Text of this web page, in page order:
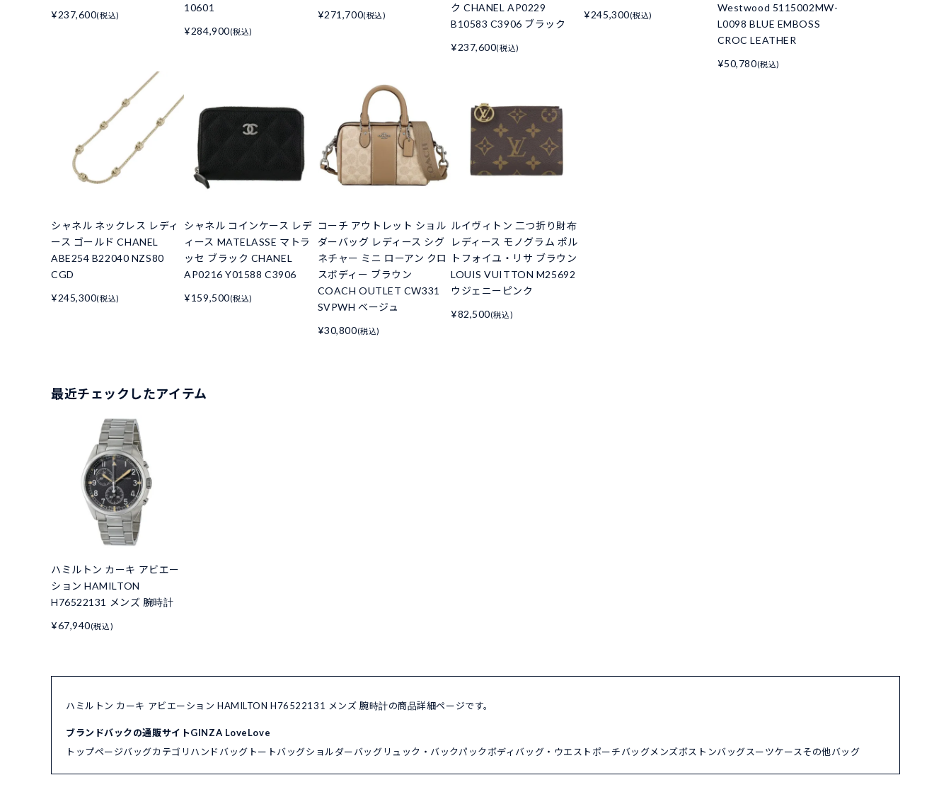
¥237,600(税込)
10601
¥284,900(税込)
¥271,700(税込)
ク CHANEL AP0229
B10583 C3906 ブラック
¥237,600(税込)
¥245,300(税込)
Westwood 5115002MW-
L0098 BLUE EMBOSS
CROC LEATHER
¥50,780(税込)
シャネル ネックレス レディ
ース ゴールド CHANEL
ABE254 B22040 NZS80
CGD
¥245,300(税込)
シャネル コインケース レデ
ィース MATELASSE マトラ
ッセ ブラック CHANEL
AP0216 Y01588 C3906
¥159,500(税込)
コーチ アウトレット ショル
ダーバッグ レディース シグ
ネチャー ミニ ローアン クロ
スボディー ブラウン
COACH OUTLET CW331
SVPWH ベージュ
¥30,800(税込)
ルイヴィトン 二つ折り財布
レディース モノグラム ポル
トフォイユ・リサ ブラウン
LOUIS VUITTON M25692
ウジェニーピンク
¥82,500(税込)
最近チェックしたアイテム
ハミルトン カーキ アビエー
ション HAMILTON
H76522131 メンズ 腕時計
¥67,940(税込)
ハミルトン カーキ アビエーション HAMILTON H76522131 メンズ 腕時計の商品詳細ページです。
ブランドバックの通販サイトGINZA LoveLove
トップページバッグカテゴリ ハンドバッグ トートバッグショルダーバッグリュック・バックパックボディバッグ・ウエストポーチバッグメンズボストンバッグスーツケースその他バッグ